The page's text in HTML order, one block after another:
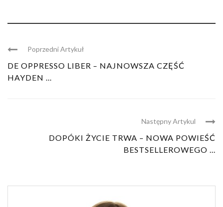
Poprzedni Artykuł
DE OPPRESSO LIBER – NAJNOWSZA CZĘŚĆ
HAYDEN ...
Następny Artykul
DOPÓKI ŻYCIE TRWA – NOWA POWIEŚĆ
BESTSELLEROWEGO ...